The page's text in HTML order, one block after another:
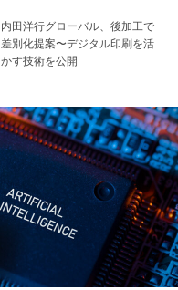
内田洋行グローバル、後加工で
差別化提案〜デジタル印刷を活
かす技術を公開